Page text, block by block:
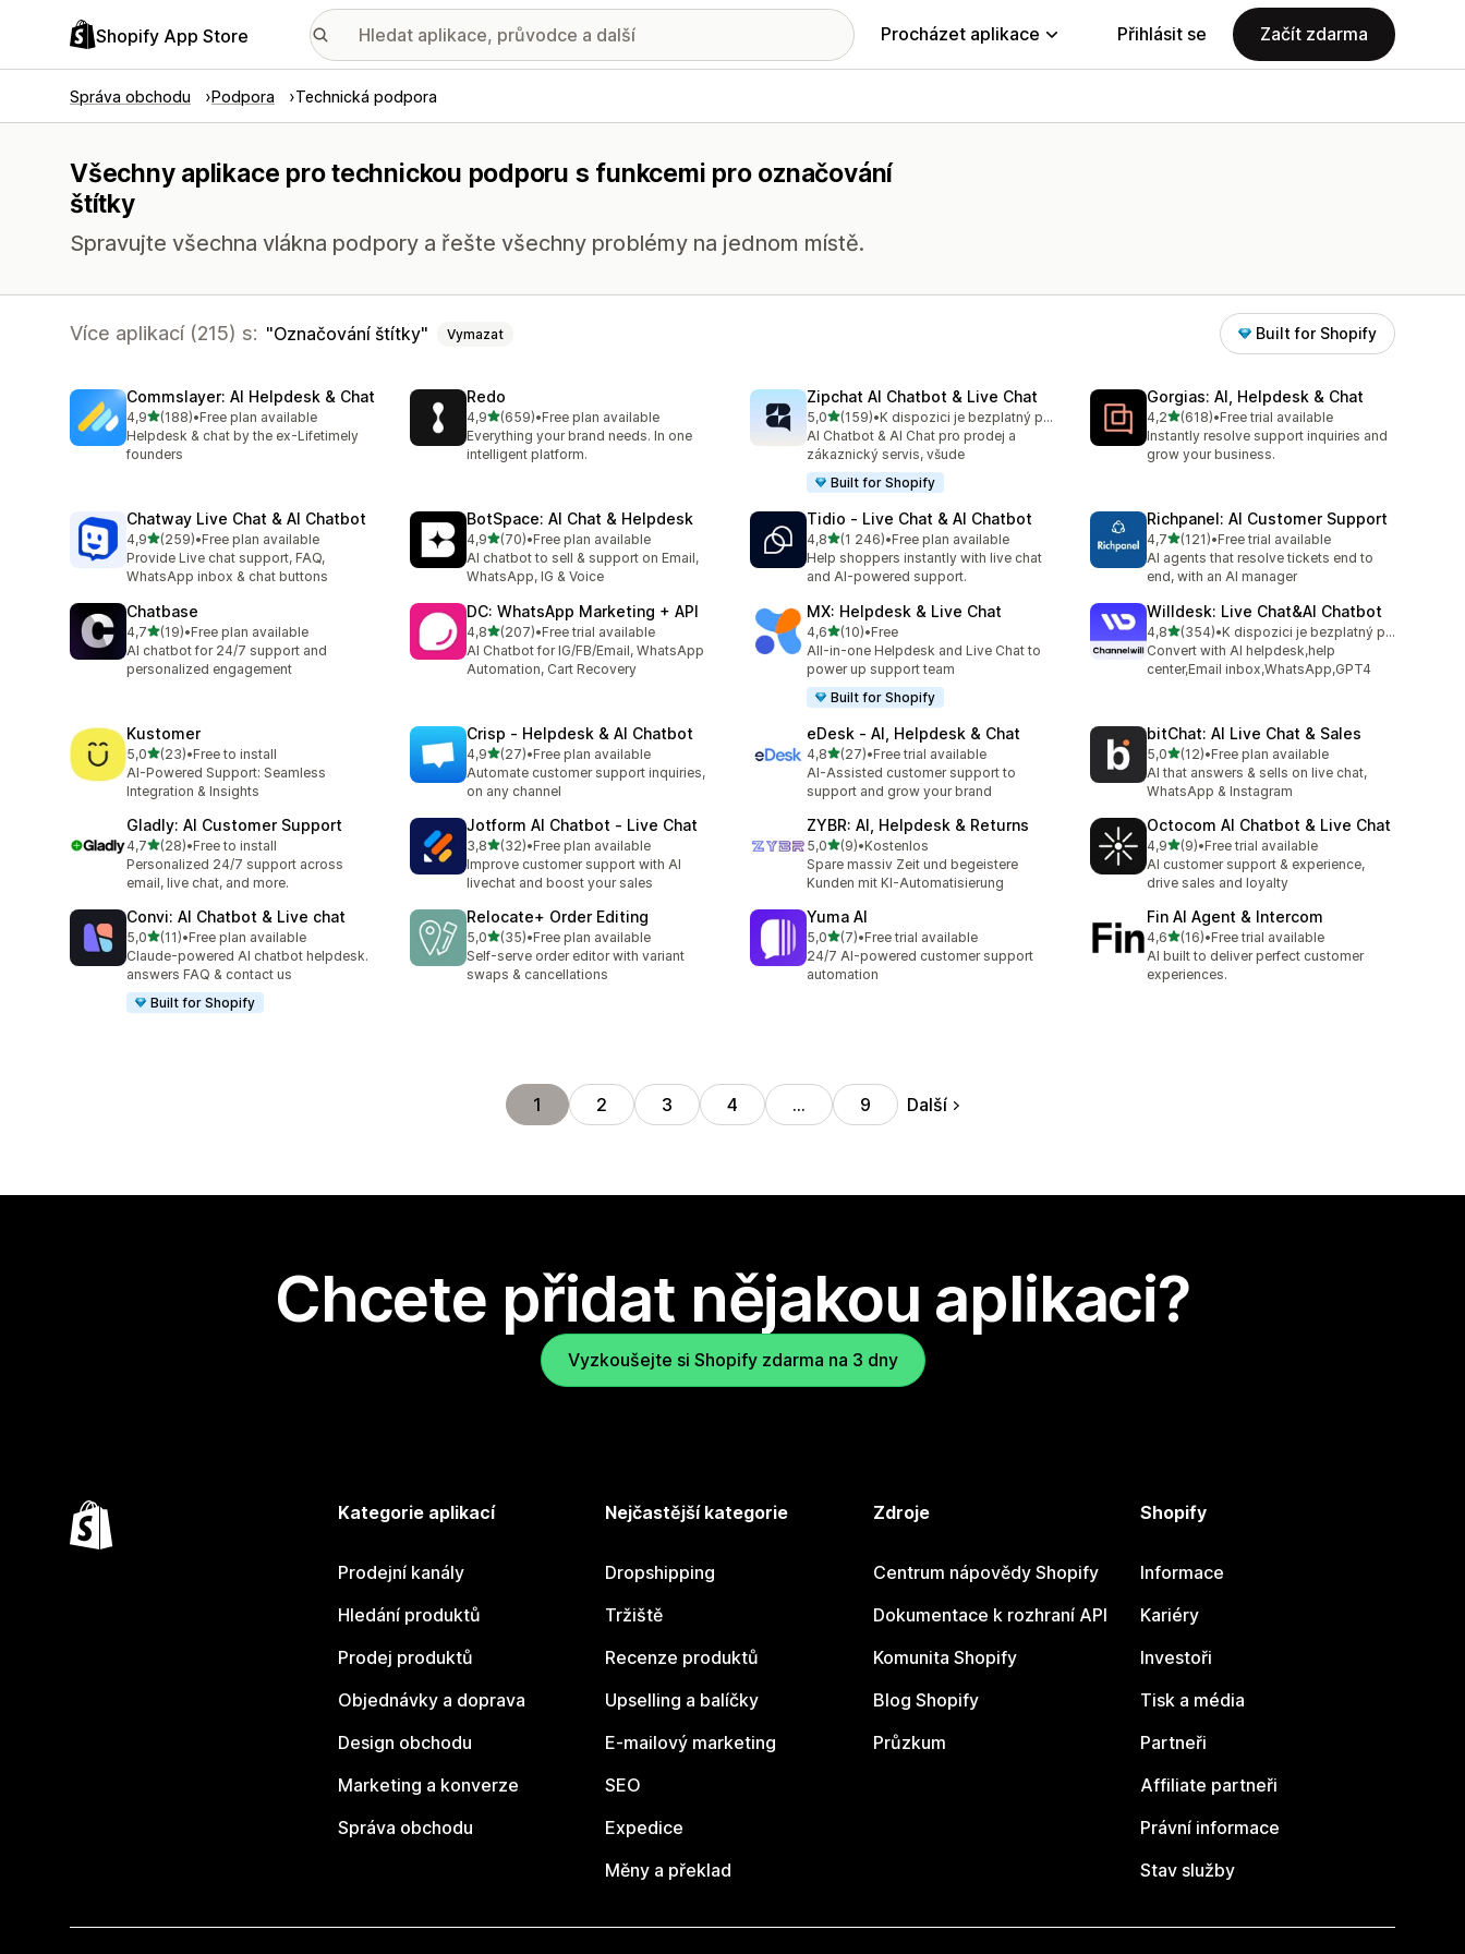
Shopify App Store Procházet aplikace Přihlásit se Začít zdarma
Správa obchodu Podpora Technická podpora
Všechny aplikace pro technickou podporu s funkcemi pro označování
štítky
Spravujte všechna vlákna podpory a řešte všechny problémy na jednom místě.
Více aplikací (215) s: Označování štítky Vymazat Built for Shopify
Commslayer: AI Helpdesk & Chat
4,9z 5 hvězd
(188)
Celkový počet recenzí: 188
•Free plan available
Helpdesk & chat by the ex-Lifetimely
founders
Redo
4,9z 5 hvězd
(659)
Celkový počet recenzí: 659
•Free plan available
Everything your brand needs. In one
intelligent platform.
Zipchat AI Chatbot & Live Chat
5,0z 5 hvězd
(159)
Celkový počet recenzí: 159
•
K dispozici je bezplatný plán
AI Chatbot & AI Chat pro prodej a
zákaznický servis, všude
Built for Shopify
Gorgias: AI, Helpdesk & Chat
4,2z 5 hvězd
(618)
Celkový počet recenzí: 618
•Free trial available
Instantly resolve support inquiries and
grow your business.
Chatway Live Chat & AI Chatbot
4,9z 5 hvězd
(259)
Celkový počet recenzí: 259
•Free plan available
Provide Live chat support, FAQ,
WhatsApp inbox & chat buttons
BotSpace: AI Chat & Helpdesk
4,9z 5 hvězd
(70)
Celkový počet recenzí: 70
•Free plan available
AI chatbot to sell & support on Email,
WhatsApp, IG & Voice
Tidio ‑ Live Chat & AI Chatbot
4,8z 5 hvězd
(1 246)
Celkový počet recenzí: 1246
•Free plan available
Help shoppers instantly with live chat
and AI-powered support.
Richpanel: AI Customer Support
4,7z 5 hvězd
(121)
Celkový počet recenzí: 121
•Free trial available
AI agents that resolve tickets end to
end, with an AI manager
Chatbase
4,7z 5 hvězd
(19)
Celkový počet recenzí: 19
•Free plan available
AI chatbot for 24/7 support and
personalized engagement
DC: WhatsApp Marketing + API
4,8z 5 hvězd
(207)
Celkový počet recenzí: 207
•Free trial available
AI Chatbot for IG/FB/Email, WhatsApp
Automation, Cart Recovery
MX: Helpdesk & Live Chat
4,6z 5 hvězd
(10)
Celkový počet recenzí: 10
•Free
All-in-one Helpdesk and Live Chat to
power up support team
Built for Shopify
Willdesk: Live Chat&AI Chatbot
4,8z 5 hvězd
(354)
Celkový počet recenzí: 354
•
K dispozici je bezplatný plán
Convert with AI helpdesk,help
center,Email inbox,WhatsApp,GPT4
Kustomer
5,0z 5 hvězd
(23)
Celkový počet recenzí: 23
•Free to install
AI-Powered Support: Seamless
Integration & Insights
Crisp ‑ Helpdesk & AI Chatbot
4,9z 5 hvězd
(27)
Celkový počet recenzí: 27
•Free plan available
Automate customer support inquiries,
on any channel
eDesk ‑ AI, Helpdesk & Chat
4,8z 5 hvězd
(27)
Celkový počet recenzí: 27
•Free trial available
AI-Assisted customer support to
support and grow your brand
bitChat: AI Live Chat & Sales
5,0z 5 hvězd
(12)
Celkový počet recenzí: 12
•Free plan available
AI that answers & sells on live chat,
WhatsApp & Instagram
Gladly: AI Customer Support
4,7z 5 hvězd
(28)
Celkový počet recenzí: 28
•Free to install
Personalized 24/7 support across
email, live chat, and more.
Jotform AI Chatbot ‑ Live Chat
3,8z 5 hvězd
(32)
Celkový počet recenzí: 32
•Free plan available
Improve customer support with AI
livechat and boost your sales
ZYBR: AI, Helpdesk & Returns
5,0z 5 hvězd
(9)
Celkový počet recenzí: 9
•Kostenlos
Spare massiv Zeit und begeistere
Kunden mit KI-Automatisierung
Octocom AI Chatbot & Live Chat
4,9z 5 hvězd
(9)
Celkový počet recenzí: 9
•Free trial available
AI customer support & experience,
drive sales and loyalty
Convi: AI Chatbot & Live chat
5,0z 5 hvězd
(11)
Celkový počet recenzí: 11
•Free plan available
Claude-powered AI chatbot helpdesk.
answers FAQ & contact us
Built for Shopify
Relocate+ Order Editing
5,0z 5 hvězd
(35)
Celkový počet recenzí: 35
•Free plan available
Self-serve order editor with variant
swaps & cancellations
Yuma AI
5,0z 5 hvězd
(7)
Celkový počet recenzí: 7
•Free trial available
24/7 AI-powered customer support
automation
Fin AI Agent & Intercom
4,6z 5 hvězd
(16)
Celkový počet recenzí: 16
•Free trial available
AI built to deliver perfect customer
experiences.
1 2 3 4 … 9 Další
Chcete přidat nějakou aplikaci?
Vyzkoušejte si Shopify zdarma na 3 dny
Kategorie aplikací
Prodejní kanály
Hledání produktů
Prodej produktů
Objednávky a doprava
Design obchodu
Marketing a konverze
Správa obchodu
Nejčastější kategorie
Dropshipping
Tržiště
Recenze produktů
Upselling a balíčky
E-mailový marketing
SEO
Expedice
Měny a překlad
Zdroje
Centrum nápovědy Shopify
Dokumentace k rozhraní API
Komunita Shopify
Blog Shopify
Průzkum
Shopify
Informace
Kariéry
Investoři
Tisk a média
Partneři
Affiliate partneři
Právní informace
Stav služby